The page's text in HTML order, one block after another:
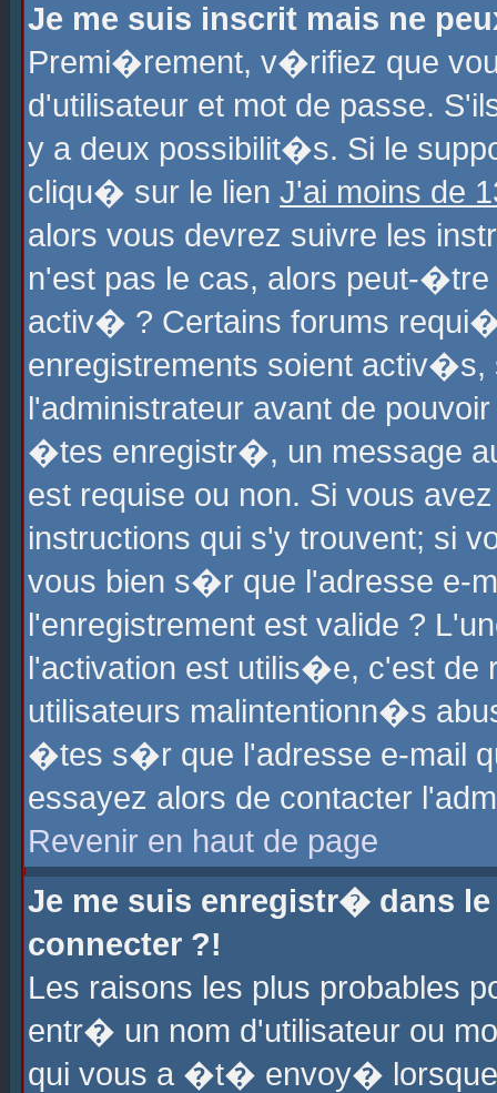
Je me suis inscrit mais ne
Premi�rement, v�rifiez que
d'utilisateur et mot de passe.
y a deux possibilit�s. Si le
cliqu� sur le lien J'ai moins de
alors vous devrez suivre les
n'est pas le cas, alors peut-
activ� ? Certains forums
enregistrements soient
l'administrateur avant de
�tes enregistr�, un message
est requise ou non. Si vous
instructions qui s'y trouvent; si
vous bien s�r que l'adresse e-
l'enregistrement est valide ?
l'activation est utilis�e, c'est
utilisateurs malintentionn�s
�tes s�r que l'adresse e-mail
essayez alors de contacter
Revenir en haut de page
Je me suis enregistr� dans
connecter ?!
Les raisons les plus probables
entr� un nom d'utilisateur ou
qui vous a �t� envoy�